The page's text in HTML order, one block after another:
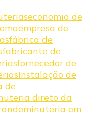
economia de
empresa de
fábrica de
fabricante de
fornecedor de
Instalação de
de
direto da
minuteria em